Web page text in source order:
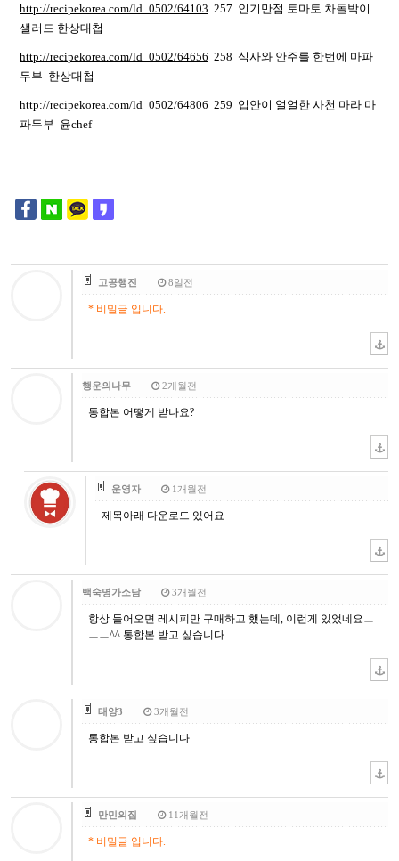
http://recipekorea.com/ld_0502/64103 257 인기만점 토마토 차돌박이
샐러드 한상대첩
http://recipekorea.com/ld_0502/64656 258 식사와 안주를 한번에 마파
두부 한상대첩
http://recipekorea.com/ld_0502/64806 259 입안이 얼얼한 사천 마라 마
파두부 윤chef
고공행진 8일전
* 비밀글 입니다.
행운의나무 2개월전
통합본 어떻게 받나요?
운영자 1개월전
제목아래 다운로드 있어요
백숙명가소담 3개월전
항상 들어오면 레시피만 구매하고 했는데, 이런게 있었네요ㅡ
ㅡㅡ^^ 통합본 받고 싶습니다.
태양3 3개월전
통합본 받고 싶습니다
만민의집 11개월전
* 비밀글 입니다.